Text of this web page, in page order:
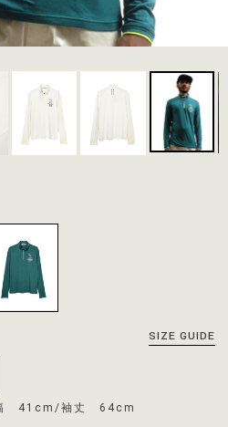
SIZE GUIDE
41cm/袖丈 64cm